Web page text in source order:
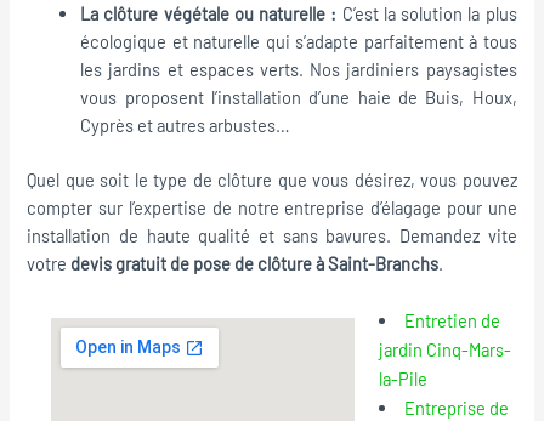
La clôture végétale ou naturelle : C’est la solution la plus
écologique et naturelle qui s’adapte parfaitement à tous
les jardins et espaces verts. Nos jardiniers paysagistes
vous proposent l’installation d’une haie de Buis, Houx,
Cyprès et autres arbustes…
Quel que soit le type de clôture que vous désirez, vous pouvez
compter sur l’expertise de notre entreprise d’élagage pour une
installation de haute qualité et sans bavures. Demandez vite
votre devis gratuit de pose de clôture à Saint-Branchs.
Entretien de
jardin Cinq-Mars-
la-Pile
Entreprise de